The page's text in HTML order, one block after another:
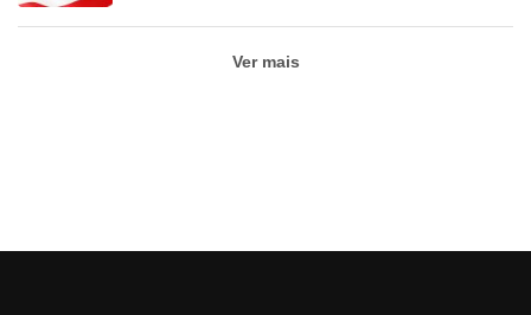
Ver mais